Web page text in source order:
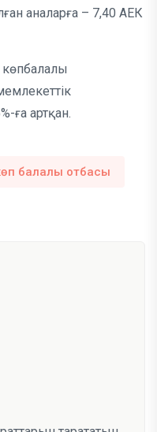
аналарға – 7,40 АЕК
көпбалалы
ға артқан.
балалы отбасы